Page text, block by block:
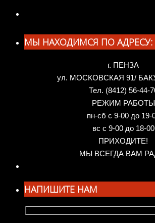
МЫ НАХОДИМСЯ ПО АДРЕСУ:
г. ПЕНЗА
ул. МОСКОВСКАЯ 91/
Тел. (8412) 56-44-
РЕЖИМ РАБОТЫ
пн-сб с 9-00 до 19-
вс с 9-00 до 18-00
ПРИХОДИТЕ!
МЫ ВСЕГДА ВАМ
НАПИШИТЕ НАМ